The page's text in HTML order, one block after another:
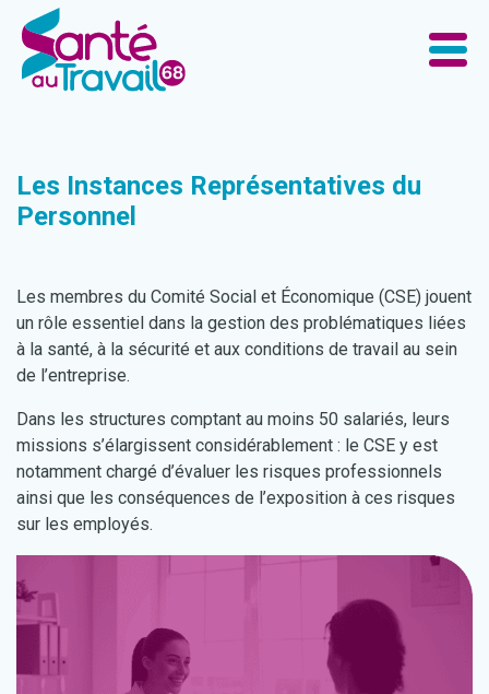
Les Instances Représentatives du
Personnel
Les membres du Comité Social et Économique (CSE) jouent
un rôle essentiel dans la gestion des problématiques liées
à la santé, à la sécurité et aux conditions de travail au sein
de l’entreprise.
Dans les structures comptant au moins 50 salariés, leurs
missions s’élargissent considérablement : le CSE y est
notamment chargé d’évaluer les risques professionnels
ainsi que les conséquences de l’exposition à ces risques
sur les employés.